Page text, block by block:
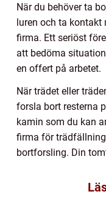
När du behöver ta
luren och ta kontakt
firma. Ett seriöst
att bedöma
en offert på arbetet.
När trädet eller
forsla bort resterna
kamin som du kan
firma för
bortforsling. Din